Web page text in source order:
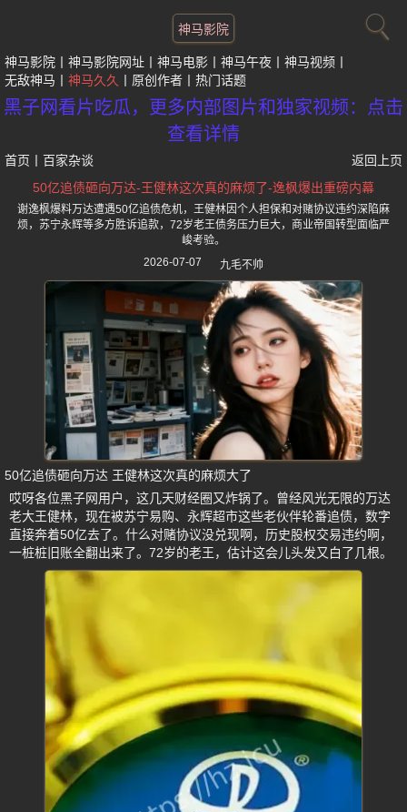
神马影院
神马影院 神马影院网址 神马电影 神马午夜
神马视频
无敌神马
神马久久 原创作者 热门话题
黑子网看片吃瓜，更多内部图片和独家视频：点击
查看详情
首页 百家杂谈
返回上页
50亿追债砸向万达-王健林这次真的麻烦了-逸枫爆出重磅内幕
谢逸枫爆料万达遭遇50亿追债危机，王健林因个人担保和对赌协议违约深陷麻
烦，苏宁永辉等多方胜诉追款，72岁老王债务压力巨大，商业帝国转型面临严
峻考验。
2026-07-07
九毛不帅
50亿追债砸向万达 王健林这次真的麻烦大了
哎呀各位黑子网用户，这几天财经圈又炸锅了。曾经风光无限的万达
老大王健林，现在被苏宁易购、永辉超市这些老伙伴轮番追债，数字
直接奔着50亿去了。什么对赌协议没兑现啊，历史股权交易违约啊，
一桩桩旧账全翻出来了。72岁的老王，估计这会儿头发又白了几根。